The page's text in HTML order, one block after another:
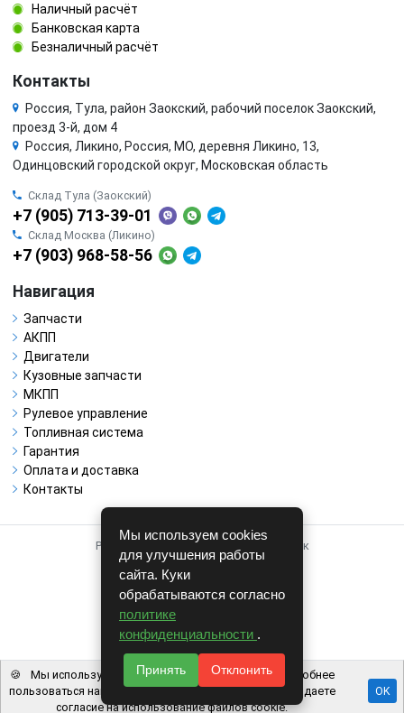
Наличный расчёт
Банковская карта
Безналичный расчёт
Контакты
Россия, Тула, район Заокский, рабочий поселок Заокский,
проезд 3-й, дом 4
Россия, Ликино, Россия, МО, деревня Ликино, 13,
Одинцовский городской округ, Московская область
Склад Тула (Заокский)
+7 (905) 713-39-01
Склад Москва (Ликино)
+7 (903) 968-58-56
Навигация
Запчасти
АКПП
Двигатели
Кузовные запчасти
МКПП
Рулевое управление
Топливная система
Гарантия
Оплата и доставка
Контакты
Работает на системе для авторазборок
CARRO.БИЗНЕС
Полная версия
© COPYRIGHT 2026 г.
v1.1.24
Мы используем cookies
для улучшения работы
сайта. Куки
обрабатываются согласно
политике
конфиденциальности .
Принять Отклонить
🍪
Мы используем файлы cookie, чтобы вам было удобнее
пользоваться нашим сайтом. Используя наш сайт, вы даете
согласие на использование файлов cookie.
OK